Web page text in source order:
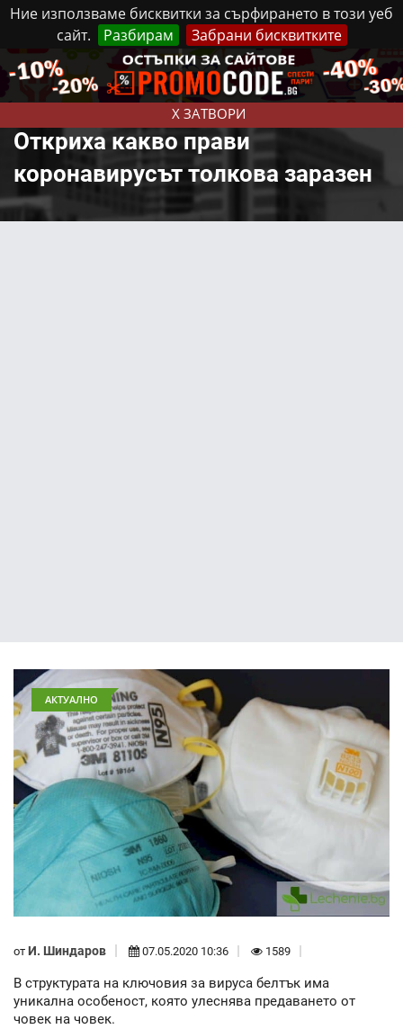
Ние използваме бисквитки за сърфирането в този уеб
сайт.
Разбирам Забрани бисквитките
X ЗАТВОРИ
Неделя, 9 Август, 2026 Реклама Контакти
Откриха какво прави
коронавирусът толкова заразен
АКТУАЛНО
от И. Шиндаров 07.05.2020 10:36 1589
В структурата на ключовия за вируса белтък има
уникална особеност, която улеснява предаването от
човек на човек.